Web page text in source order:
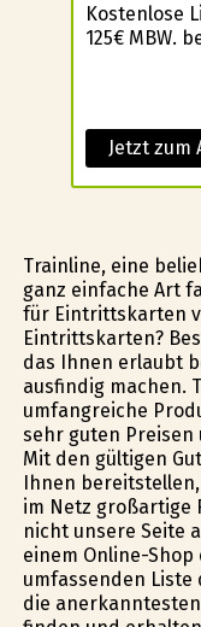
Kostenlose
125€ MBW.
Jetzt zum
Trainline, eine
ganz einfache Art
für Eintrittskarten
Eintrittskarten?
das Ihnen erlaubt
ausfindig machen.
umfangreiche
sehr guten Preisen
Mit den gültigen
Ihnen
im Netz großartige
nicht unsere Seite
einem Online-
umfassenden Liste
die